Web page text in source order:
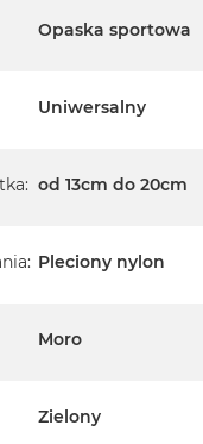
Opaska sportowa
Uniwersalny
: od 13cm do 20cm
: Pleciony nylon
Moro
Zielony